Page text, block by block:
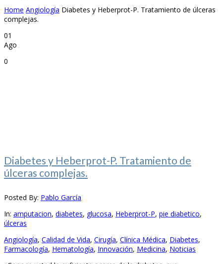
Home Angiología Diabetes y Heberprot-P. Tratamiento de úlceras
complejas.
01
Ago
0
Diabetes y Heberprot-P. Tratamiento de
úlceras complejas.
Posted By: Pablo García
In: amputacion, diabetes, glucosa, Heberprot-P, pie diabetico,
úlceras
Angiología, Calidad de Vida, Cirugía, Clínica Médica, Diabetes,
Farmacología, Hematología, Innovación, Medicina, Noticias